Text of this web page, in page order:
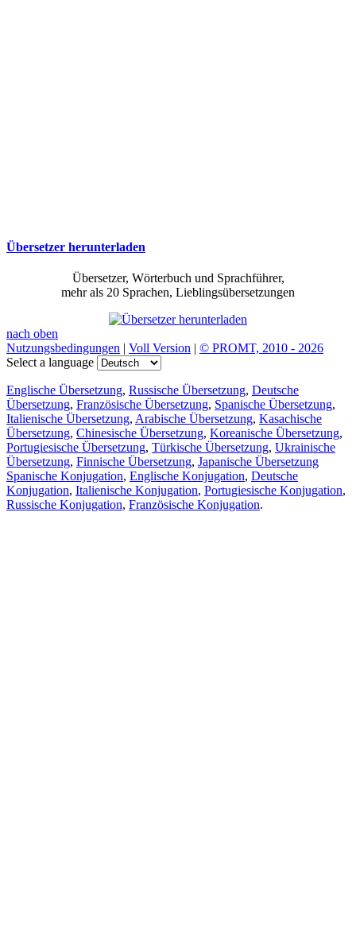
Übersetzer herunterladen
Übersetzer, Wörterbuch und Sprachführer,
mehr als 20 Sprachen, Lieblingsübersetzungen
nach oben
Nutzungsbedingungen | Voll Version | © PROMT, 2010 - 2026
Select a language
Englische Übersetzung, Russische Übersetzung, Deutsche
Übersetzung, Französische Übersetzung, Spanische Übersetzung,
Italienische Übersetzung, Arabische Übersetzung, Kasachische
Übersetzung, Chinesische Übersetzung, Koreanische Übersetzung,
Portugiesische Übersetzung, Türkische Übersetzung, Ukrainische
Übersetzung, Finnische Übersetzung, Japanische Übersetzung
Spanische Konjugation, Englische Konjugation, Deutsche
Konjugation, Italienische Konjugation, Portugiesische Konjugation,
Russische Konjugation, Französische Konjugation.